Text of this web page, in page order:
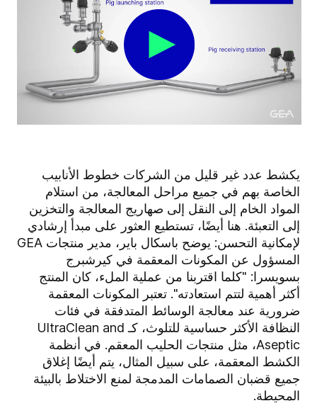
يكشط عدد غير قليل من الشركات خطوط الأنابيب
الخاصة بهم في جميع مراحل المعالجة، من استلام
المواد الخام إلى النقل إلى صهاريج المعالجة والتخزين
إلى التعبئة. هنا أيضًا، تستطيع العثور على مبدأ إرشادي
لإمكانية التحسن: يوضح باسكال باير، مدير منتجات GEA
المسؤول عن المكونات المعقمة في كيرشبرج
بسويسرا: "كلما اقتربنا من عملية الملء، كان المنتج
أكثر أهمية لتتم استعادته". تعتبر المكونات المعقمة
ضرورية عند معالجة الوسائط المتدفقة في فئات
النظافة الأكثر حساسية للتلوث، كـ UltraClean and
Aseptic، مثل منتجات الحليب المعقم. في أنظمة
الكشط المعقمة، على سبيل المثال، يتم أيضًا إغلاق
جميع قضبان الصمامات المدمجة لمنع الاختلاط بالبيئة
المحيطة.